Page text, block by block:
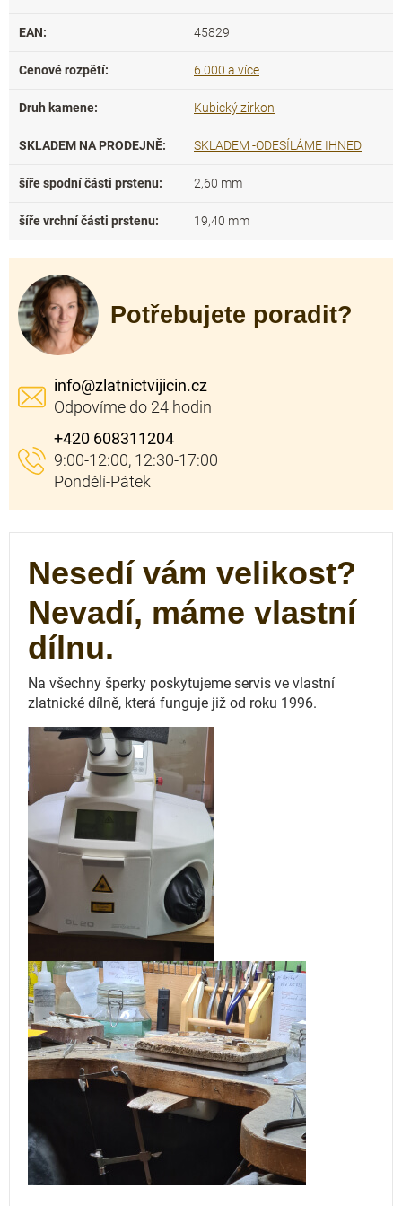
EAN: 45829
Cenové rozpětí: 6.000 a více
Druh kamene: Kubický zirkon
SKLADEM NA PRODEJNĚ: SKLADEM -ODESÍLÁME IHNED
šíře spodní části prstenu: 2,60 mm
šíře vrchní části prstenu: 19,40 mm
Potřebujete poradit?
info@zlatnictvijicin.cz
+420 608311204
Nesedí vám velikost?
Nevadí, máme vlastní
dílnu.
Na všechny šperky poskytujeme servis ve vlastní
zlatnické dílně, která funguje již od roku 1996.